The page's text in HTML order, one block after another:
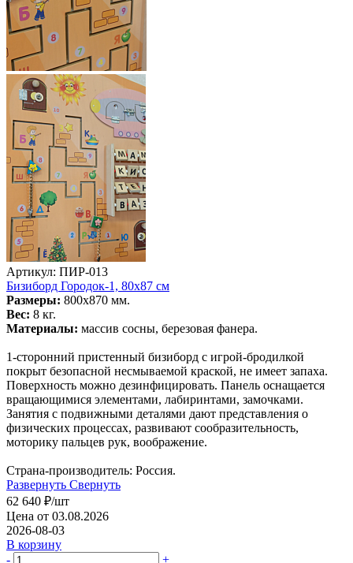
Артикул: ПИР-013
Бизиборд Городок-1, 80х87 см
Размеры: 800х870 мм.
Вес: 8 кг.
Материалы: массив сосны, березовая фанера.
1-сторонний пристенный бизиборд с игрой-бродилкой
покрыт безопасной несмываемой краской, не имеет запаха.
Поверхность можно дезинфицировать. Панель оснащается
вращающимися элементами, лабиринтами, замочками.
Занятия с подвижными деталями дают представления о
физических процессах, развивают сообразительность,
моторику пальцев рук, воображение.
Страна-производитель: Россия.
Развернуть Свернуть
62 640 ₽/шт
Цена от 03.08.2026
2026-08-03
В корзину
-
+